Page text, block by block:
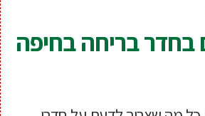
בחדר בריחה בחיפה